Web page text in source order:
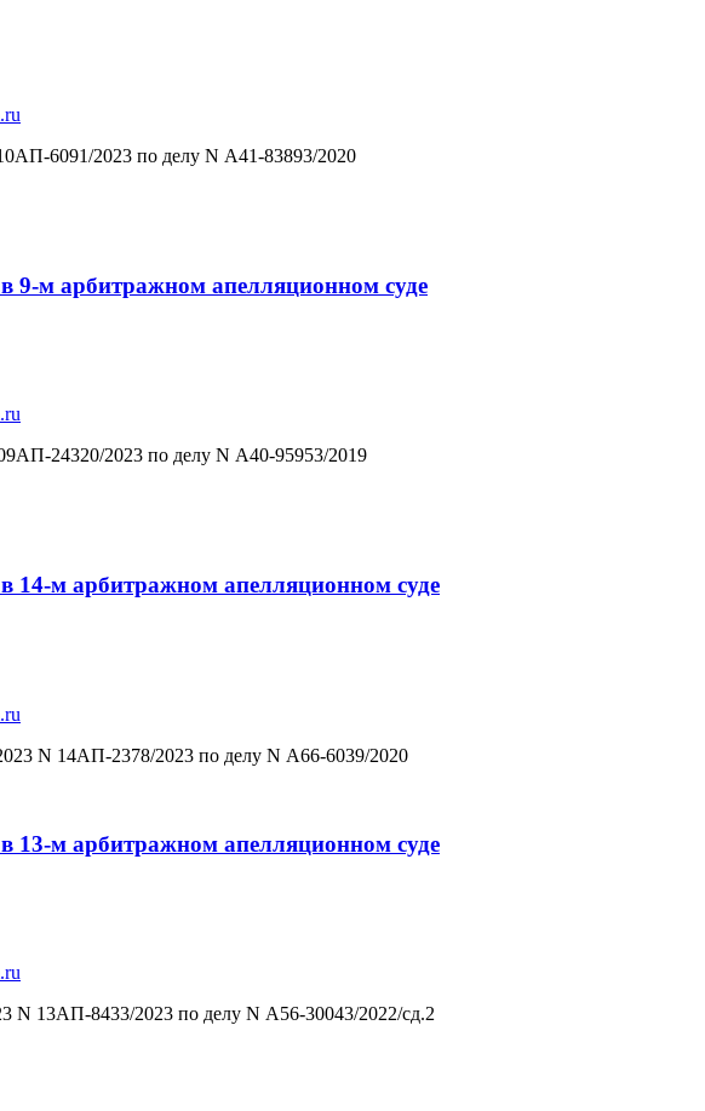
6091/2023 по делу N А41-83893/2020
9-м арбитражном апелляционном суде
24320/2023 по делу N А40-95953/2019
14-м арбитражном апелляционном суде
N 14АП-2378/2023 по делу N А66-6039/2020
13-м арбитражном апелляционном суде
N 13АП-8433/2023 по делу N А56-30043/2022/сд.2